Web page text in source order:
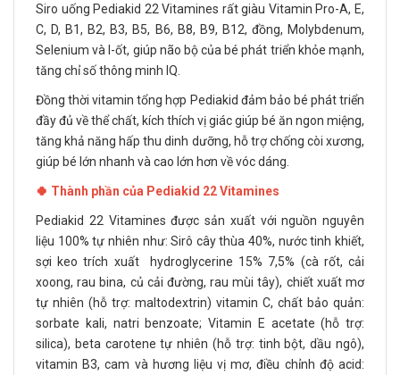
Siro uống Pediakid 22 Vitamines rất giàu Vitamin Pro-A, E,
C, D, B1, B2, B3, B5, B6, B8, B9, B12, đồng, Molybdenum,
Selenium và I-ốt, giúp não bộ của bé phát triển khỏe mạnh,
tăng chỉ số thông minh IQ.
Đồng thời vitamin tổng hợp Pediakid đảm bảo bé phát triển
đầy đủ về thể chất, kích thích vị giác giúp bé ăn ngon miệng,
tăng khả năng hấp thu dinh dưỡng, hỗ trợ chống còi xương,
giúp bé lớn nhanh và cao lớn hơn về vóc dáng.
🍀 Thành phần của Pediakid 22 Vitamines
Pediakid 22 Vitamines được sản xuất với nguồn nguyên
liệu 100% tự nhiên như: Sirô cây thùa 40%, nước tinh khiết,
sợi keo trích xuất hydroglycerine 15% 7,5% (cà rốt, cải
xoong, rau bina, củ cải đường, rau mùi tây), chiết xuất mơ
tự nhiên (hỗ trợ: maltodextrin) vitamin C, chất bảo quản:
sorbate kali, natri benzoate; Vitamin E acetate (hỗ trợ:
silica), beta carotene tự nhiên (hỗ trợ: tinh bột, dầu ngô),
vitamin B3, cam và hương liệu vị mơ, điều chỉnh độ acid: